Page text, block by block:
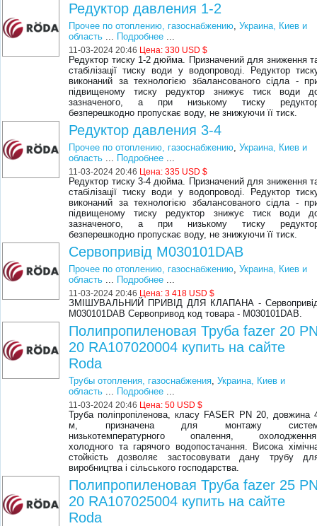
Редуктор давления 1-2
Прочее по отоплению, газоснабжению,Украина, Киев и
область ... Подробнее ...
11-03-2024 20:46 Цена:330 USD $
Редуктор тиску 1-2 дюйма. Призначений для зниження
стабілізації тиску води у водопроводі. Редуктор
виконаний за технологією збалансованого сідла -
підвищеному тиску редуктор знижує тиск води
зазначеного, а при низькому тиску
безперешкодно пропускає воду, не знижуючи її тиск.
Редуктор давления 3-4
Прочее по отоплению, газоснабжению,Украина, Киев и
область ... Подробнее ...
11-03-2024 20:46 Цена:335 USD $
Редуктор тиску 3-4 дюйма. Призначений для зниження
стабілізації тиску води у водопроводі. Редуктор
виконаний за технологією збалансованого сідла -
підвищеному тиску редуктор знижує тиск води
зазначеного, а при низькому тиску
безперешкодно пропускає воду, не знижуючи її тиск.
Сервопривід M030101DAB
Прочее по отоплению, газоснабжению,Украина, Киев и
область ... Подробнее ...
11-03-2024 20:46 Цена:3 418 USD $
ЗМІШУВАЛЬНИЙ ПРИВІД ДЛЯ КЛАПАНА -
M030101DAB Сервопривод код товара - M030101DAB.
Полипропиленовая Труба fazer 20
20 RA107020004 купить на сайте
Roda
Трубы отопления, газоснабжения,Украина, Киев и
область ... Подробнее ...
11-03-2024 20:46 Цена:50 USD $
Труба поліпропіленова, класу FASER PN 20, довжина
м, призначена для монтажу
низькотемпературного опалення,
холодного та гарячого водопостачання. Висока
стойкість дозволяє застосовувати дану трубу
виробництва і сільського господарства.
Полипропиленовая Труба fazer 25
20 RA107025004 купить на сайте
Roda